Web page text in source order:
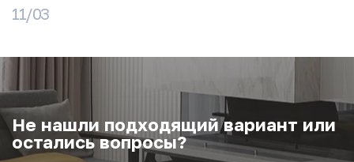
11/03
Не нашли подходящий вариант или
остались вопросы?